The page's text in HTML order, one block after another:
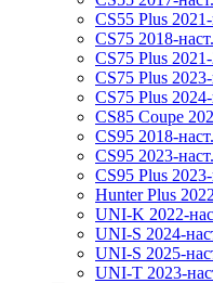
CS55 Plus
CS75 2018-
CS75 Plus
CS75 Plus
CS75 Plus
CS85 Coupe
CS95 2018-
CS95 2023-
CS95 Plus
Hunter Plus
UNI-K 2022-
UNI-S 2024-
UNI-S 2025-
UNI-T 2023-